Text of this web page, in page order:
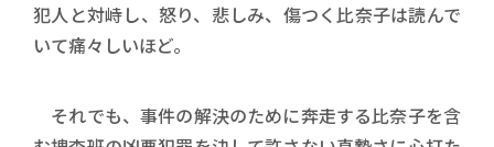
犯人と対峙し、怒り、悲しみ、傷つく比奈子は読んで
いて痛々しいほど。
それでも、事件の解決のために奔走する比奈子を含